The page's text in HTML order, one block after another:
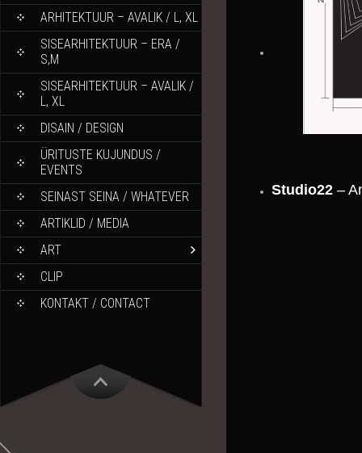
ARHITEKTUUR – AVALIK / L, XL
SISEARHITEKTUUR – ERA /
S,M
SISEARHITEKTUUR – AVALIK /
L, XL
DISAIN / DESIGN
ÜRITUSTE KUJUNDUS /
EVENTS
SEINAST SEINA / WHATEVER
ARTIKLID / MEDIA
ART
CLIP
KONTAKT / CONTACT
Studio22 –